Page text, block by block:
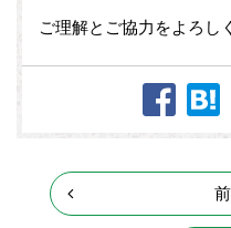
ご理解とご協力をよろし